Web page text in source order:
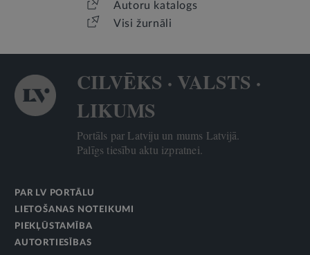
Autoru katalogs
Visi žurnāli
CILVĒKS · VALSTS ·
LIKUMS
Portāls par Latviju un mums Latvijā.
Palīgs tiesību aktu izpratnei.
PAR LV PORTĀLU
LIETOŠANAS NOTEIKUMI
PIEKĻŪSTAMĪBA
AUTORTIESĪBAS